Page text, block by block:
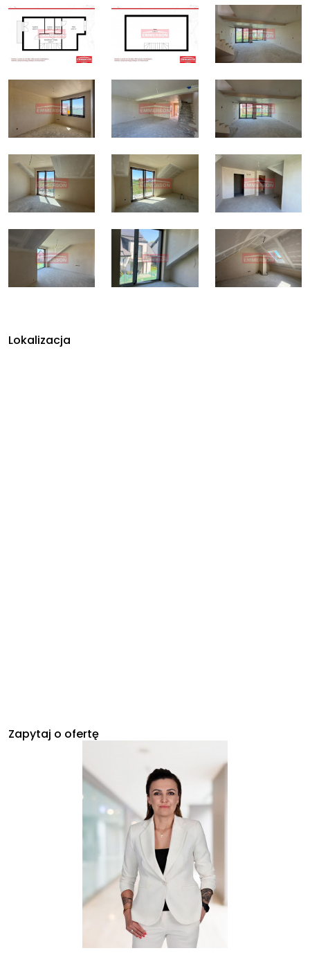
Lokalizacja
Zapytaj o ofertę